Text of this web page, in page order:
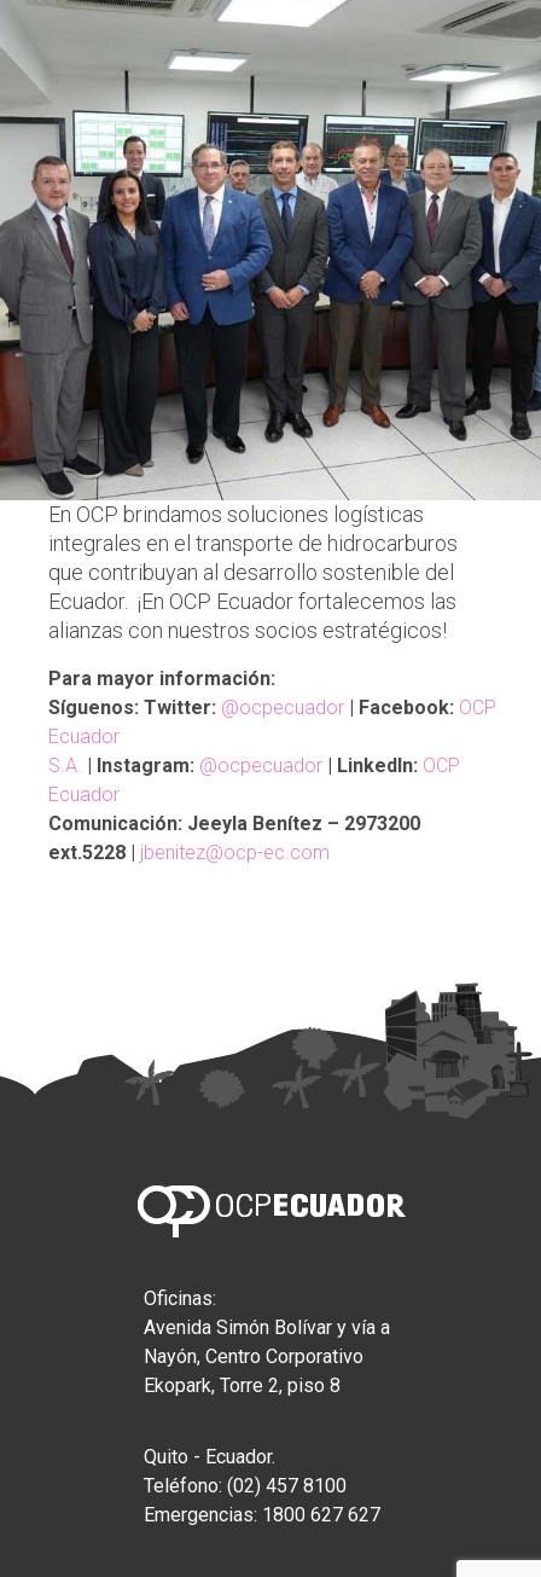
En OCP brindamos soluciones logísticas
integrales en el transporte de hidrocarburos
que contribuyan al desarrollo sostenible del
Ecuador. ¡En OCP Ecuador fortalecemos las
alianzas con nuestros socios estratégicos!
Para mayor información:
Síguenos: Twitter: @ocpecuador | Facebook: OCP
Ecuador
S.A. | Instagram: @ocpecuador | LinkedIn: OCP
Ecuador
Comunicación: Jeeyla Benítez – 2973200
ext.5228 | jbenitez@ocp-ec.com
Oficinas:
Avenida Simón Bolívar y vía a
Nayón, Centro Corporativo
Ekopark, Torre 2, piso 8
Quito - Ecuador.
Teléfono: (02) 457 8100
Emergencias: 1800 627 627